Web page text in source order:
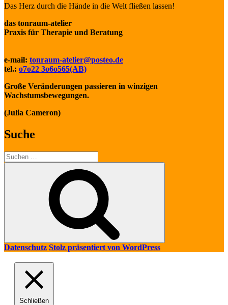
Das Herz durch die Hände in die Welt fließen lassen!
das tonraum-atelier
Praxis für Therapie und Beratung
e-mail: tonraum-atelier@posteo.de
tel.: o7o22 3o6o565(AB)
Große Veränderungen passieren in winzigen
Wachstumsbewegungen.
(Julia Cameron)
Suche
Suche
nach:
Datenschutz Stolz präsentiert von WordPress
Schließen